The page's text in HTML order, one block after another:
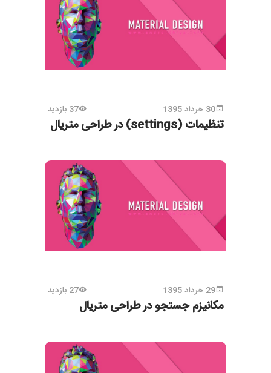
30 خرداد 1395 37 بازدید
تنظیمات (settings) در طراحی متریال
29 خرداد 1395 27 بازدید
مکانیزم جستجو در طراحی متریال